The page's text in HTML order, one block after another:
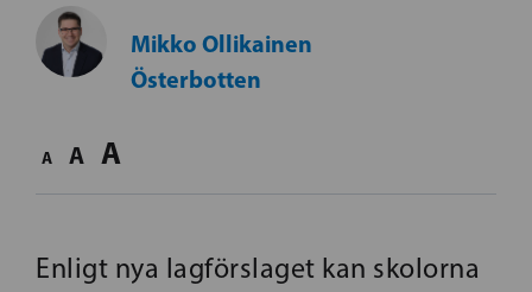
Mikko Ollikainen
Österbotten
A A A
Enligt nya lagförslaget kan skolorna